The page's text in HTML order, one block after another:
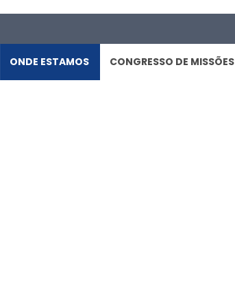
ONDE ESTAMOS CONGRESSO DE MISSÕES